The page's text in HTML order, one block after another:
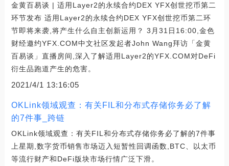
金黄百易谈 | 适用Layer2的永续合约DEX YFX创世挖币第二
环节发布 适用Layer2的永续合约DEX YFX创世挖币第二环
节即将来袭,将产生什么自主创新运用？ 3月31日16:00,金色
财经邀约YFX.COM中文社区发起者John Wang拜访「金黄
百易谈」直播房间,深入了解适用Layer2的YFX.COM对DeFi
衍生品跑道产生的危害。
2021/4/1 13:16:05
OKLink领域观查：有关FIL和分布式存储你务必了解
的7件事_跨链
OKLink领域观查：有关FIL和分布式存储你务必了解的7件事
上星期,数字货币销售市场迈入短暂性回调函数,BTC、以太币
等流行财产和DeFi版块市场行情广泛下滑。